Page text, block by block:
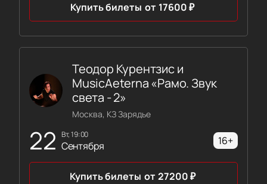
Купить билеты от 17600₽
22 вт, 19:00
Сентября
Теодор Курентзис и
MusicAeterna «Рамо. Звук
света - 2»
Москва, КЗ Зарядье
16+
Купить билеты от 27200₽